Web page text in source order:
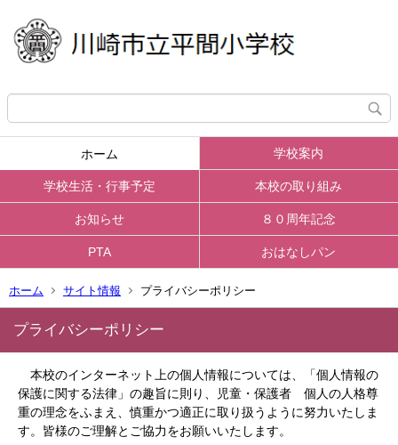
ホーム 学校案内
学校生活・行事予定 本校の取り組み
お知らせ ８０周年記念
PTA おはなしパン
ホーム サイト情報 プライバシーポリシー
プライバシーポリシー
本校のインターネット上の個人情報については、「個人情報の
保護に関する法律」の趣旨に則り、児童・保護者 個人の人格尊
重の理念をふまえ、慎重かつ適正に取り扱うように努力いたしま
す。 皆様のご理解とご協力をお願いいたします。